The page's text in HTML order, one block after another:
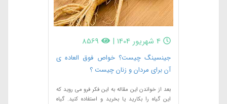
4 شهریور 1404 |
8569
جینسینگ چیست؟ خواص فوق العاده ی
آن برای مردان و زنان چیست ؟
بعد از خواندن این مقاله به این فکر فرو می روید که
این گیاه را بکارید یا بخرید و استفاده کنید. گیاه